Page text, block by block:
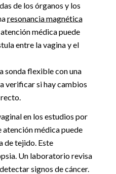
de los órganos y los
resonancia magnética
médica puede
entre la vagina y el
sonda flexible con una
verificar si hay cambios
en los estudios por
atención médica puede
de tejido. Este
Un laboratorio revisa
signos de cáncer.